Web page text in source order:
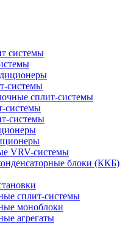
системы
системы
сплит-системы
системы
системы
VRV-системы
блоки (ККБ)
сплит-системы
моноблоки
агрегаты